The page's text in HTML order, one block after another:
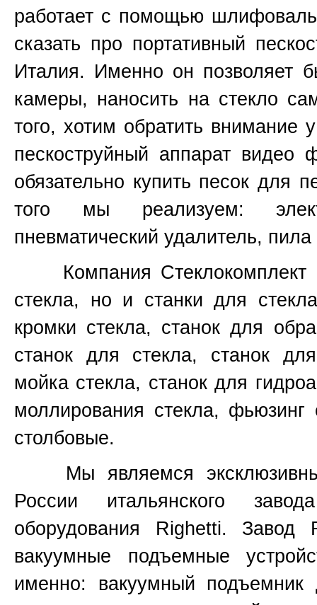
работает с помощью
сказать про портативный
Италия. Именно он позволяет
камеры, наносить на стекло
того, хотим обратить
пескоструйный аппарат
обязательно купить песок для
того мы реализуем:
пневматический удалитель,
Компания Стеклокомплект
стекла, но и станки для
кромки стекла, станок для
станок для стекла, станок
мойка стекла, станок для
моллирования стекла,
столбовые.
Мы являемся
России итальянского
оборудования Righetti. Завод
вакуумные подъемные
именно: вакуумный